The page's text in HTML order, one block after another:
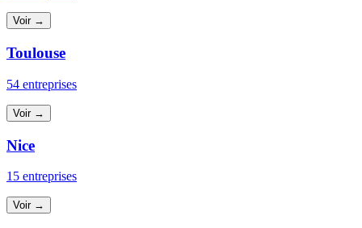
Voir →
Toulouse
54 entreprises
Voir →
Nice
15 entreprises
Voir →